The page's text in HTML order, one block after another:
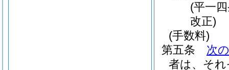
(平一
改正)
(手数料)
第五条
次
者は、そ